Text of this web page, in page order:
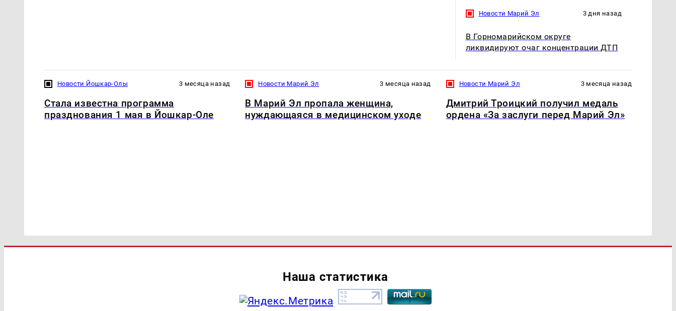
Новости Марий Эл 3 дня назад
В Горномарийском округе
ликвидируют очаг концентрации ДТП
Новости Йошкар-Олы 3 месяца назад
Стала известна программа
празднования 1 мая в Йошкар-Оле
Новости Марий Эл 3 месяца назад
В Марий Эл пропала женщина,
нуждающаяся в медицинском уходе
Новости Марий Эл 3 месяца назад
Дмитрий Троицкий получил медаль
ордена «За заслуги перед Марий Эл»
Наша статистика